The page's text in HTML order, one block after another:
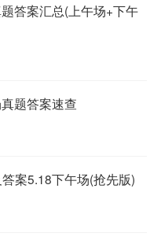
答案汇总(上午场+下午
题答案速查
案5.18下午场(抢先版)